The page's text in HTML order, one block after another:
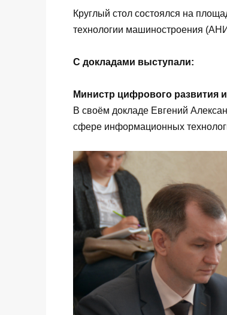
Круглый стол состоялся на
технологии машиностроения
С докладами выступали:
Министр цифрового развития
В своём докладе Евгений
сфере информационных